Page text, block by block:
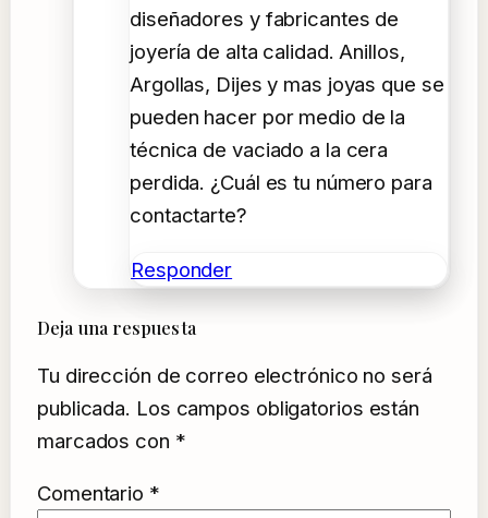
diseñadores y fabricantes de
joyería de alta calidad. Anillos,
Argollas, Dijes y mas joyas que se
pueden hacer por medio de la
técnica de vaciado a la cera
perdida. ¿Cuál es tu número para
contactarte?
Responder
Deja una respuesta
Tu dirección de correo electrónico no será
publicada. Los campos obligatorios están
marcados con *
Comentario *